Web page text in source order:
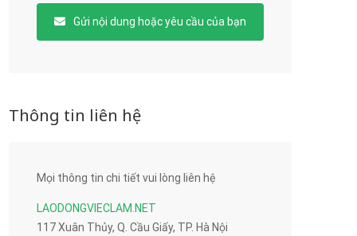
Gửi nội dung hoặc yêu cầu của bạn
Thông tin liên hệ
Mọi thông tin chi tiết vui lòng liên hệ
LAODONGVIECLAM.NET
117 Xuân Thủy, Q. Cầu Giấy, TP. Hà Nội